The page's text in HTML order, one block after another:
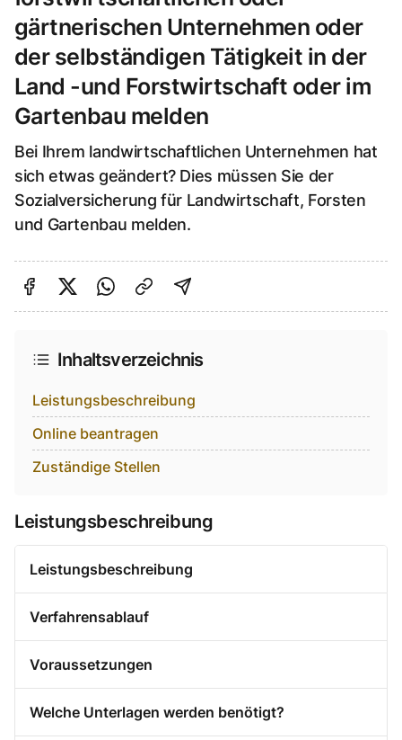
gärtnerischen Unternehmen oder
der selbständigen Tätigkeit in der
Land -und Forstwirtschaft oder im
Gartenbau melden
Bei Ihrem landwirtschaftlichen Unternehmen hat
sich etwas geändert? Dies müssen Sie der
Sozialversicherung für Landwirtschaft, Forsten
und Gartenbau melden.
Auf Facebook teilen
Auf Twitter teilen
Per Link teilen
shareViaEmail
Inhaltsverzeichnis
Leistungsbeschreibung
Online beantragen
Zuständige Stellen
Leistungsbeschreibung
Leistungsbeschreibung
Verfahrensablauf
Voraussetzungen
Welche Unterlagen werden benötigt?